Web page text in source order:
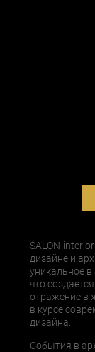
SALON-
дизайне и
уникальное в
что
отражение в
в курсе
дизайна.
События в